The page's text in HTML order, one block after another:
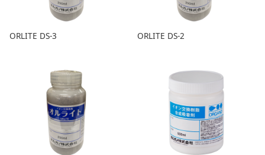
ORLITE DS-3 ORLITE DS-2